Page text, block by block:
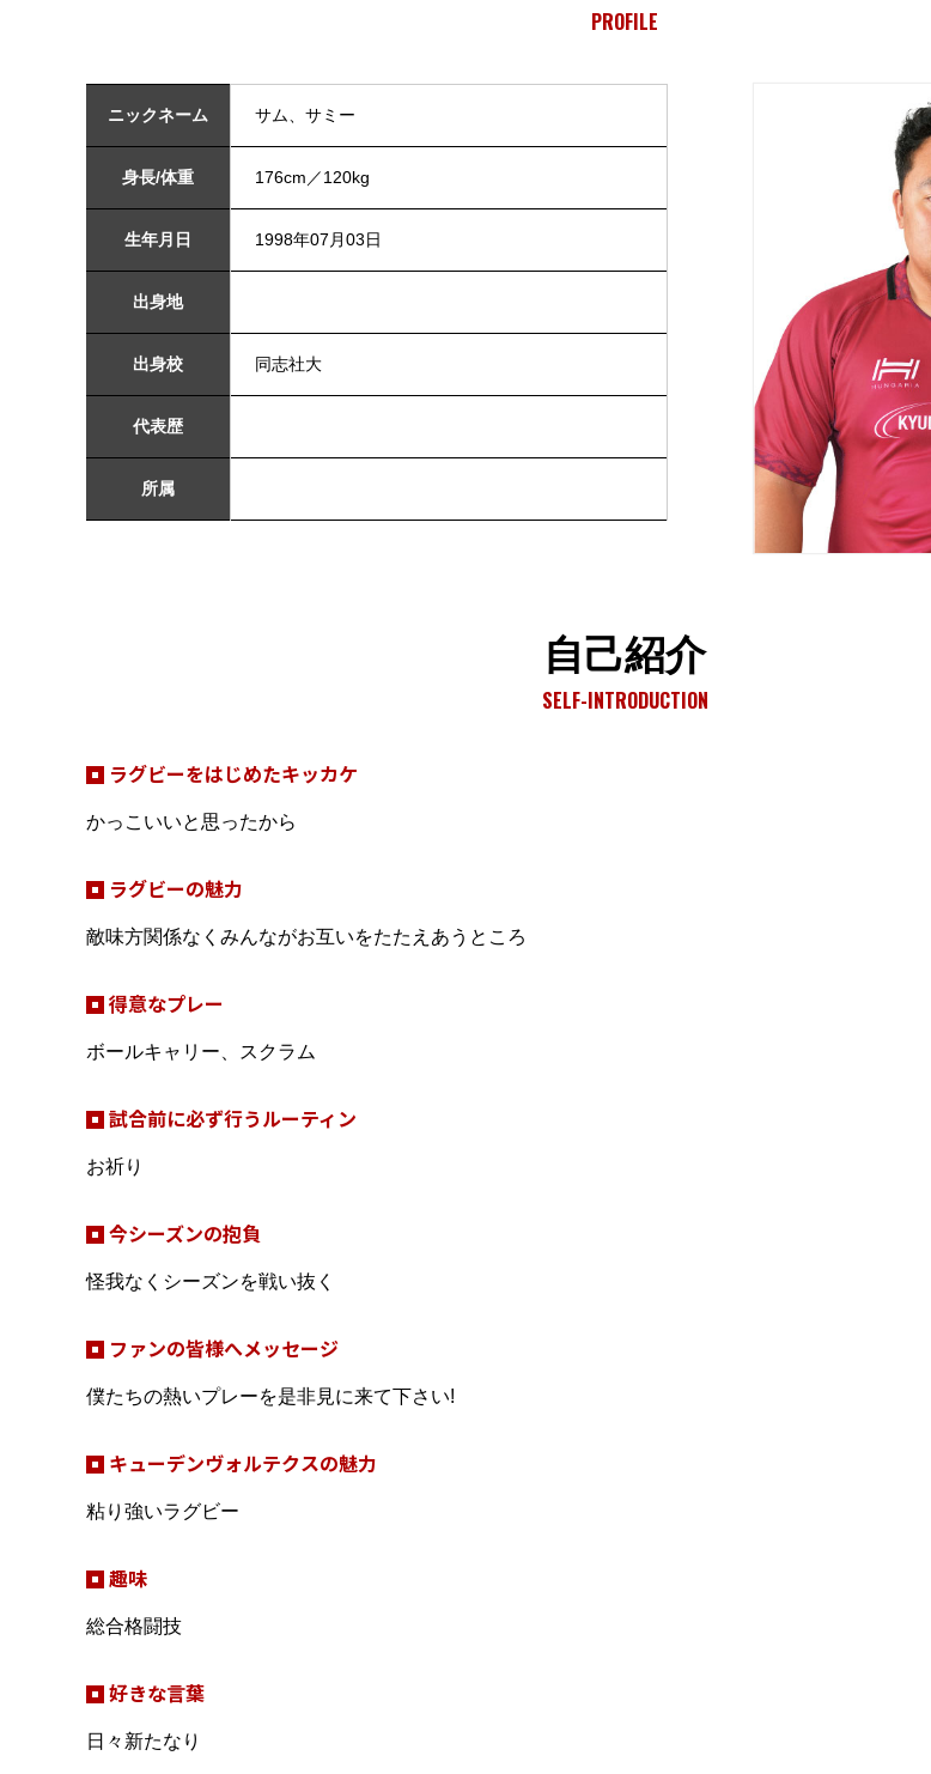
PROFILE
ニックネーム サム、サミー
身長/体重 176cm／120kg
生年月日 1998年07月03日
出身地
出身校 同志社大
代表歴
所属
自己紹介
SELF-INTRODUCTION
ラグビーをはじめたキッカケ
かっこいいと思ったから
ラグビーの魅力
敵味方関係なくみんながお互いをたたえあうところ
得意なプレー
ボールキャリー、スクラム
試合前に必ず行うルーティン
お祈り
今シーズンの抱負
怪我なくシーズンを戦い抜く
ファンの皆様へメッセージ
僕たちの熱いプレーを是非見に来て下さい!
キューデンヴォルテクスの魅力
粘り強いラグビー
趣味
総合格闘技
好きな言葉
日々新たなり